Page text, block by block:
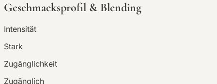
Geschmacksprofil & Blending
Intensität
Stark
Zugänglichkeit
Zugänglich